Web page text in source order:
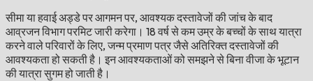
सीमा या हवाई अड्डे पर आगमन पर, आवश्यक दस्तावेजों की जांच के बाद
आव्रजन विभाग परमिट जारी करेगा। 18 वर्ष से कम उम्र के बच्चों के साथ यात्रा
करने वाले परिवारों के लिए, जन्म प्रमाण पत्र जैसे अतिरिक्त दस्तावेजों की
आवश्यकता हो सकती है। इन आवश्यकताओं को समझने से बिना वीजा के भूटान
की यात्रा सुगम हो जाती है।